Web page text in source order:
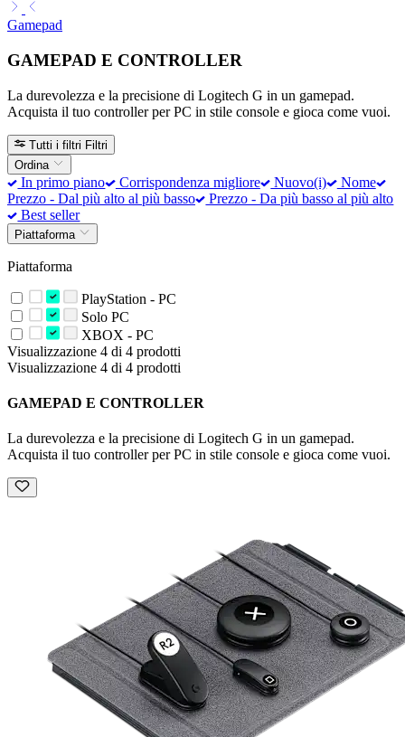
Gamepad
GAMEPAD E CONTROLLER
La durevolezza e la precisione di Logitech G in un gamepad.
Acquista il tuo controller per PC in stile console e gioca come vuoi.
Tutti i filtri Filtri
Ordina
In primo piano Corrispondenza migliore Nuovo(i)
Nome
Prezzo - Dal più alto al più basso
Prezzo - Da più basso al più alto
Best seller
Piattaforma
Piattaforma
PlayStation - PC
Solo PC
XBOX - PC
Visualizzazione 4 di 4 prodotti
Visualizzazione 4 di 4 prodotti
GAMEPAD E CONTROLLER
La durevolezza e la precisione di Logitech G in un gamepad.
Acquista il tuo controller per PC in stile console e gioca come vuoi.